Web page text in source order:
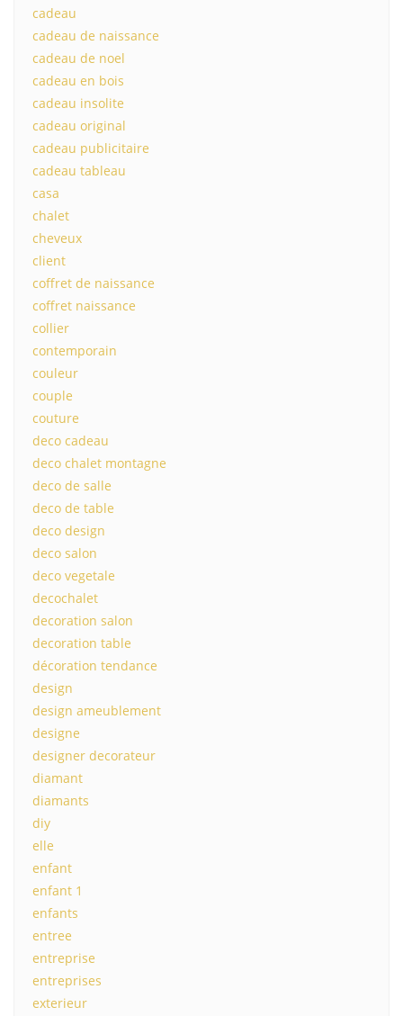
cadeau
cadeau de naissance
cadeau de noel
cadeau en bois
cadeau insolite
cadeau original
cadeau publicitaire
cadeau tableau
casa
chalet
cheveux
client
coffret de naissance
coffret naissance
collier
contemporain
couleur
couple
couture
deco cadeau
deco chalet montagne
deco de salle
deco de table
deco design
deco salon
deco vegetale
decochalet
decoration salon
decoration table
décoration tendance
design
design ameublement
designe
designer decorateur
diamant
diamants
diy
elle
enfant
enfant 1
enfants
entree
entreprise
entreprises
exterieur